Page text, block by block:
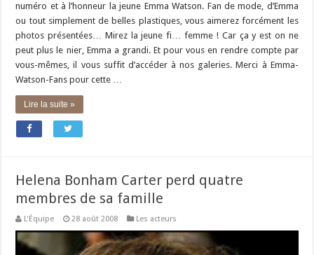
numéro et à l’honneur la jeune Emma Watson. Fan de mode, d’Emma
ou tout simplement de belles plastiques, vous aimerez forcément les
photos présentées… Mirez la jeune fi… femme ! Car ça y est on ne
peut plus le nier, Emma a grandi. Et pour vous en rendre compte par
vous-mêmes, il vous suffit d’accéder à nos galeries. Merci à Emma-
Watson-Fans pour cette …
Lire la suite »
Helena Bonham Carter perd quatre
membres de sa famille
L'Équipe 28 août 2008 Les acteurs